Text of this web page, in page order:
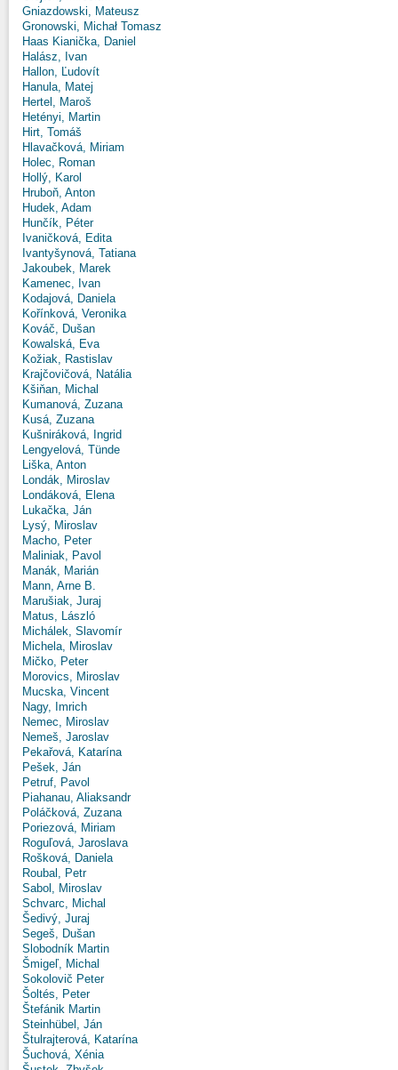
Gniazdowski, Mateusz
Gronowski, Michał Tomasz
Haas Kianička, Daniel
Halász, Ivan
Hallon, Ľudovít
Hanula, Matej
Hertel, Maroš
Hetényi, Martin
Hirt, Tomáš
Hlavačková, Miriam
Holec, Roman
Hollý, Karol
Hruboň, Anton
Hudek, Adam
Hunčík, Péter
Ivaničková, Edita
Ivantyšynová, Tatiana
Jakoubek, Marek
Kamenec, Ivan
Kodajová, Daniela
Kořínková, Veronika
Kováč, Dušan
Kowalská, Eva
Kožiak, Rastislav
Krajčovičová, Natália
Kšiňan, Michal
Kumanová, Zuzana
Kusá, Zuzana
Kušniráková, Ingrid
Lengyelová, Tünde
Liška, Anton
Londák, Miroslav
Londáková, Elena
Lukačka, Ján
Lysý, Miroslav
Macho, Peter
Maliniak, Pavol
Manák, Marián
Mann, Arne B.
Marušiak, Juraj
Matus, László
Michálek, Slavomír
Michela, Miroslav
Mičko, Peter
Morovics, Miroslav
Mucska, Vincent
Nagy, Imrich
Nemec, Miroslav
Nemeš, Jaroslav
Pekařová, Katarína
Pešek, Ján
Petruf, Pavol
Piahanau, Aliaksandr
Poláčková, Zuzana
Poriezová, Miriam
Roguľová, Jaroslava
Rošková, Daniela
Roubal, Petr
Sabol, Miroslav
Schvarc, Michal
Šedivý, Juraj
Segeš, Dušan
Slobodník Martin
Šmigeľ, Michal
Sokolovič Peter
Šoltés, Peter
Štefánik Martin
Steinhübel, Ján
Štulrajterová, Katarína
Šuchová, Xénia